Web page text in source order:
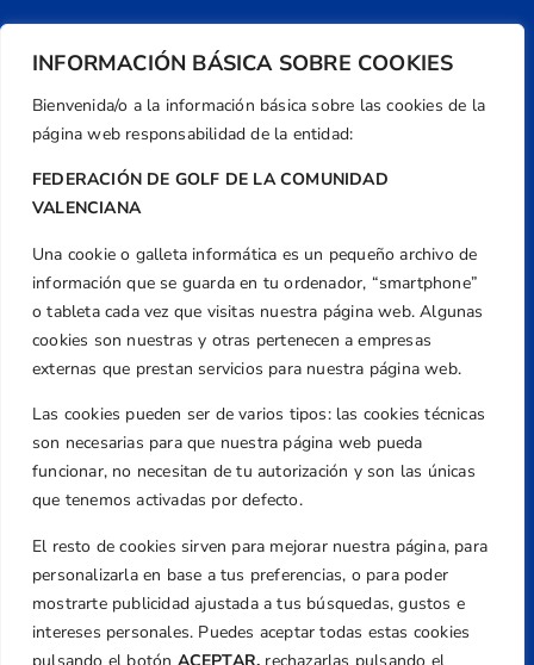
INFORMACIÓN BÁSICA SOBRE COOKIES
Bienvenida/o a la información básica sobre las cookies de la
página web responsabilidad de la entidad:
FEDERACIÓN DE GOLF DE LA COMUNIDAD
VALENCIANA
Una cookie o galleta informática es un pequeño archivo de
información que se guarda en tu ordenador, “smartphone”
o tableta cada vez que visitas nuestra página web. Algunas
cookies son nuestras y otras pertenecen a empresas
externas que prestan servicios para nuestra página web.
Las cookies pueden ser de varios tipos: las cookies técnicas
son necesarias para que nuestra página web pueda
funcionar, no necesitan de tu autorización y son las únicas
que tenemos activadas por defecto.
El resto de cookies sirven para mejorar nuestra página, para
personalizarla en base a tus preferencias, o para poder
mostrarte publicidad ajustada a tus búsquedas, gustos e
intereses personales. Puedes aceptar todas estas cookies
pulsando el botón ACEPTAR, rechazarlas pulsando el
Dirección
Centre de L´Esport, Carrer d'Isaac Peral i
Caballero, Nº 5, Despachos 2 y 3, 46980,
Valencia
+34 961 367 799
Email
federacion@golfcv.com
Aviso Legal
Política de Privacidad
Transparencia
Normativa